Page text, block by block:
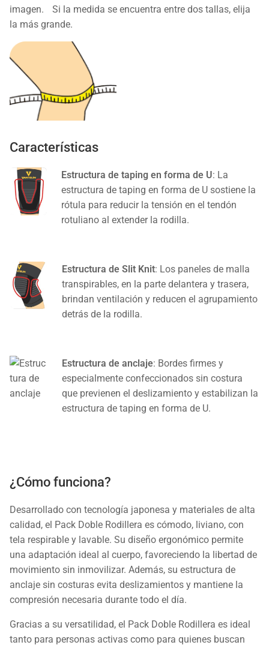
imagen. Si la medida se encuentra entre dos tallas, elija
la más grande.
Características
Estructura de taping en forma de U: La
estructura de taping en forma de U sostiene la
rótula para reducir la tensión en el tendón
rotuliano al extender la rodilla.
Estructura de Slit Knit: Los paneles de malla
transpirables, en la parte delantera y trasera,
brindan ventilación y reducen el agrupamiento
detrás de la rodilla.
Estructura de anclaje: Bordes firmes y
especialmente confeccionados sin costura
que previenen el deslizamiento y estabilizan la
estructura de taping en forma de U.
¿Cómo funciona?
Desarrollado con tecnología japonesa y materiales de alta
calidad, el Pack Doble Rodillera es cómodo, liviano, con
tela respirable y lavable. Su diseño ergonómico permite
una adaptación ideal al cuerpo, favoreciendo la libertad de
movimiento sin inmovilizar. Además, su estructura de
anclaje sin costuras evita deslizamientos y mantiene la
compresión necesaria durante todo el día.
Gracias a su versatilidad, el Pack Doble Rodillera es ideal
tanto para personas activas como para quienes buscan